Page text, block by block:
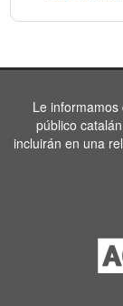
Le
público
incluirán en una